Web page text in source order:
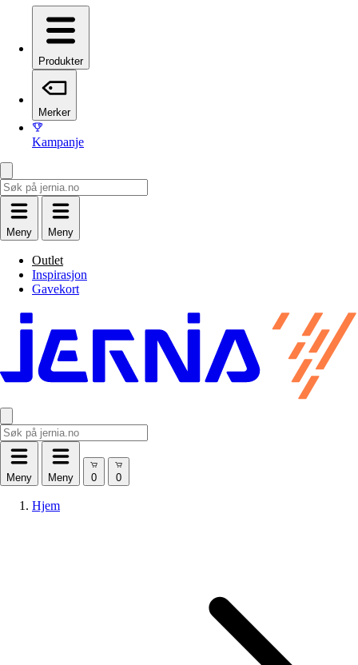
Produkter
Merker
Kampanje
Meny Meny
Outlet
Inspirasjon
Gavekort
Meny Meny
Hjem